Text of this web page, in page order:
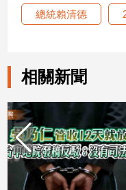
創
／
電
影
推
薦
科
技/
總統賴清德
相關新聞